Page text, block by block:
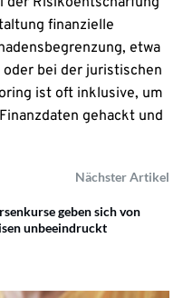
finanzielle
etwa
bei der juristischen
ist oft inklusive, um
gehackt und
Nächster Artikel
geben sich von
unbeeindruckt